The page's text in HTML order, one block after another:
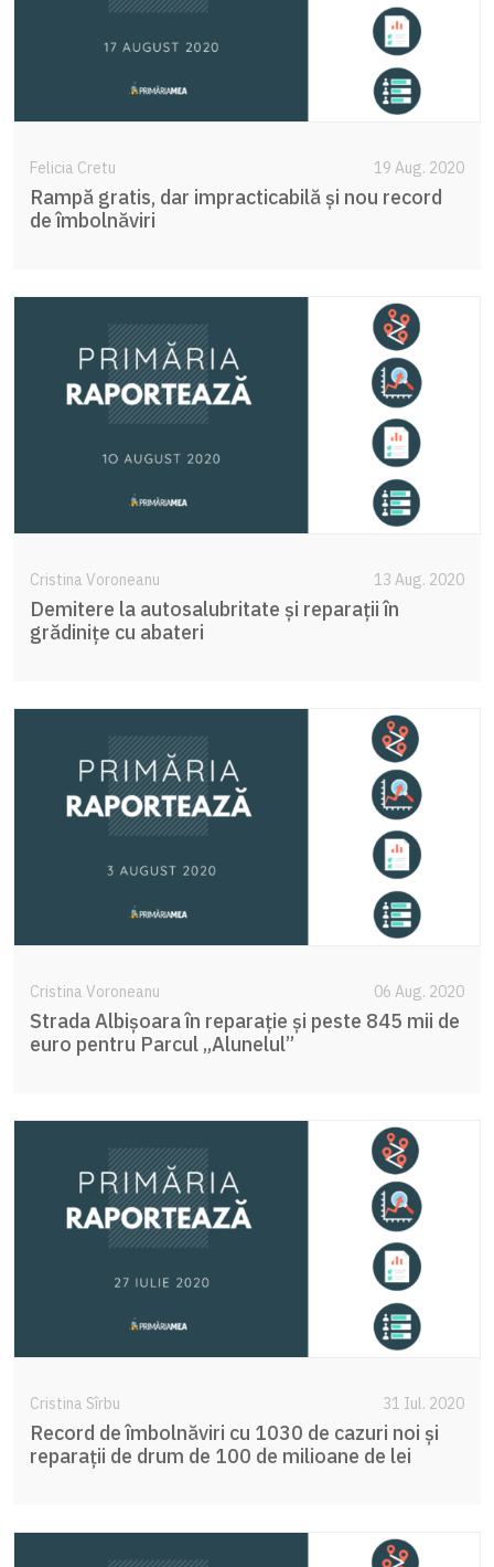
Felicia Cretu 19 Aug. 2020
Rampă gratis, dar impracticabilă și nou record
de îmbolnăviri
Cristina Voroneanu 13 Aug. 2020
Demitere la autosalubritate și reparații în
grădinițe cu abateri
Cristina Voroneanu 06 Aug. 2020
Strada Albișoara în reparație și peste 845 mii de
euro pentru Parcul „Alunelul”
Cristina Sîrbu 31 Iul. 2020
Record de îmbolnăviri cu 1030 de cazuri noi și
reparații de drum de 100 de milioane de lei